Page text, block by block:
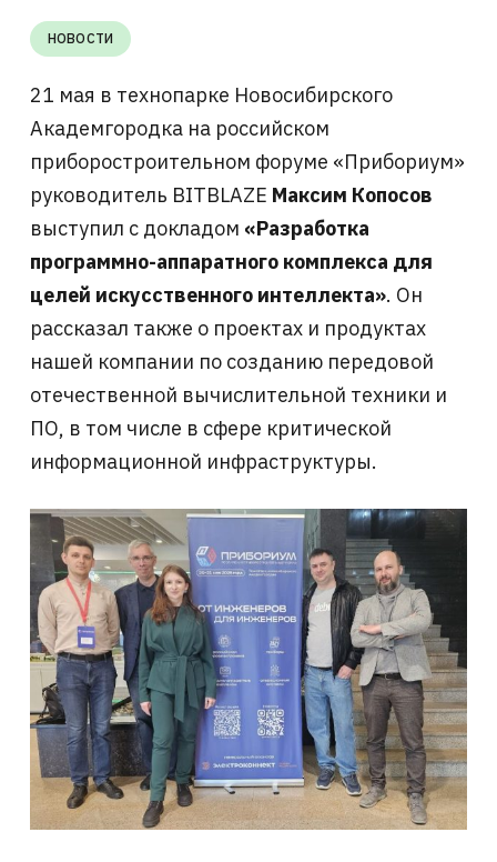
НОВОСТИ
21 мая в технопарке Новосибирского
Академгородка на российском
приборостроительном форуме «Прибориум»
руководитель BITBLAZE Максим Копосов
выступил с докладом «Разработка
программно-аппаратного комплекса для
целей искусственного интеллекта». Он
рассказал также о проектах и продуктах
нашей компании по созданию передовой
отечественной вычислительной техники и
ПО, в том числе в сфере критической
информационной инфраструктуры.